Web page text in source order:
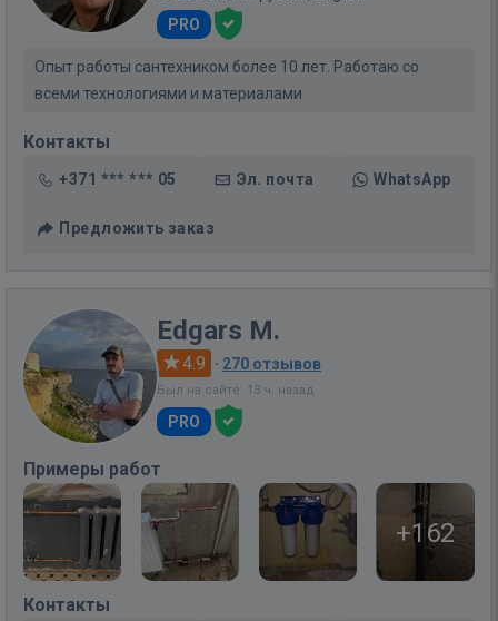
PRO
Опыт работы сантехником более 10 лет. Работаю со
всеми технологиями и материалами
Контакты
+371 *** *** 05 Эл. почта WhatsApp
Предложить заказ
Edgars M.
4.9 · 270 отзывов
Был на сайте: 13 ч. назад
PRO
Примеры работ
+162
Контакты